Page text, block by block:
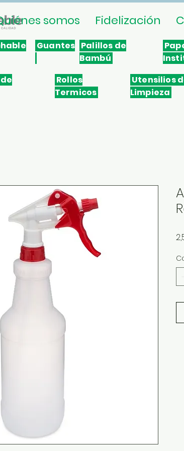
somos Fidelización
Guantes Palillos de
Bambú
Rollos
Termicos
Utensilios
Limpieza